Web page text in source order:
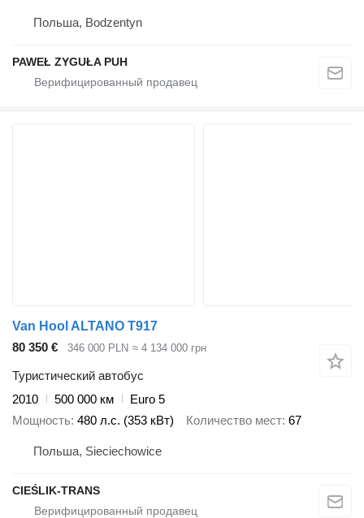
Польша, Bodzentyn
PAWEŁ ZYGUŁA PUH
Van Hool ALTANO T917
80 350 €
346 000 PLN ≈ 4 134 000 грн
Туристический автобус
2010
500 000 км
Euro 5
Мощность 480 л.с. (353 кВт) Количество мест 67
Польша, Sieciechowice
CIEŚLIK-TRANS